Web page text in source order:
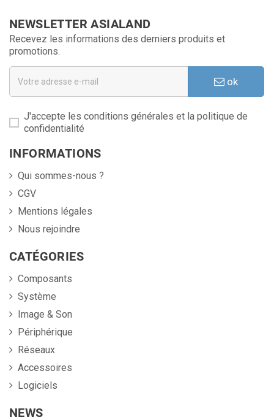
NEWSLETTER ASIALAND
Recevez les informations des derniers produits et
promotions.
ok
J'accepte les conditions générales et la politique de
confidentialité
INFORMATIONS
Qui sommes-nous ?
CGV
Mentions légales
Nous rejoindre
CATÉGORIES
Composants
Système
Image & Son
Périphérique
Réseaux
Accessoires
Logiciels
NEWS